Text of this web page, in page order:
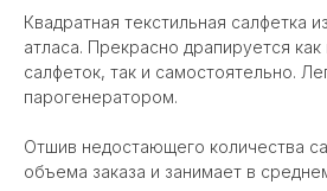
Квадратная текстильная салфетка
атласа. Прекрасно драпируется как
салфеток, так и самостоятельно.
парогенератором.
Отшив недостающего количества
объема заказа и занимает в